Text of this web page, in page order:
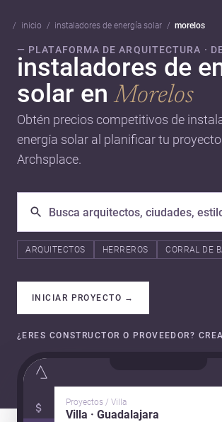
inicio instaladores de energía solar morelos
— PLATAFORMA DE ARQUITECTURA ·
instaladores de
solar enMorelos
Obtén precios competitivos de
energía solar al planificar tu
Archsplace.
ARQUITECTOS HERREROS CORRAL DE
INICIAR PROYECTO →
¿ERES CONSTRUCTOR O PROVEEDOR?
Proyectos / Villa
Villa · Guadalajara